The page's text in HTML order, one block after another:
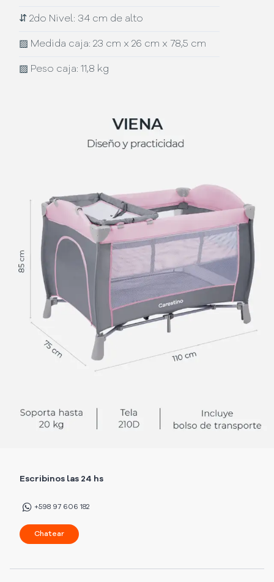
⇵2do Nivel: 34 cm de alto
▨ Medida caja: 23 cm x 26 cm x 78,5 cm
▨ Peso caja: 11,8 kg
Escribinos las 24 hs
+598 97 606 182
Chatear